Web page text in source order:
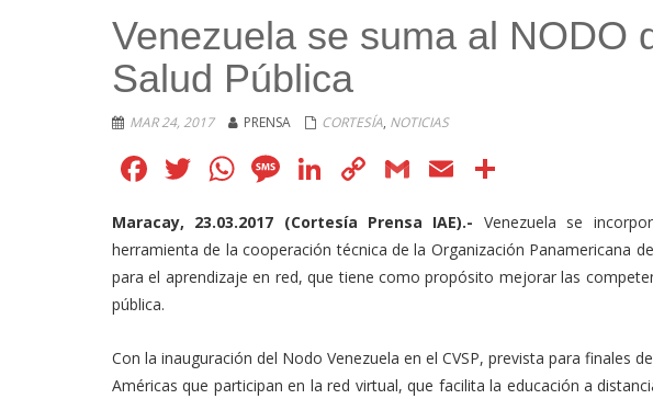
Venezuela se suma al NODO
Salud Pública
MAR 24, 2017 PRENSA CORTESÍA, NOTICIAS
Facebook
Twitter
WhatsApp
Message
LinkedIn
CopyGmailEmail
Maracay, 23.03.2017 (Cortesía Prensa IAE).- Venezuela se
herramienta de la cooperación técnica de la Organización Panamericana
para el aprendizaje en red, que tiene como propósito mejorar las
pública.
Con la inauguración del Nodo Venezuela en el CVSP, prevista para finales
Américas que participan en la red virtual, que facilita la educación a